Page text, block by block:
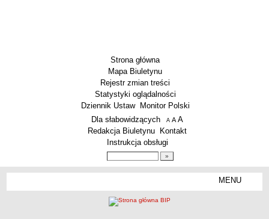
Strona główna
Mapa Biuletynu
Rejestr zmian treści
Statystyki oglądalności
Dziennik Ustaw
Monitor Polski
Menu dodatkowe
Dla słabowidzących A pomniejsz czcionkę
A standardowy rozmiar czcionki
A
Redakcja Biuletynu
Kontakt
Instrukcja obsługi
MENU